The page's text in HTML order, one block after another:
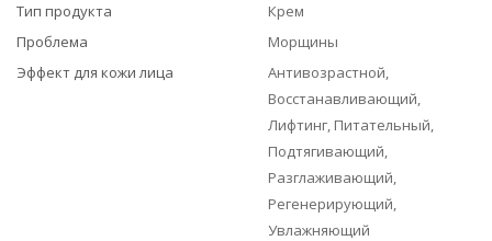
Тип продукта
Крем
Проблема
Морщины
Эффект для кожи лица
Антивозрастной,
Восстанавливающий,
Лифтинг, Питательный,
Подтягивающий,
Разглаживающий,
Регенерирующий,
Увлажняющий